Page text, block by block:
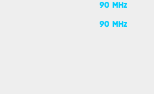
90 MHz
90 MHz